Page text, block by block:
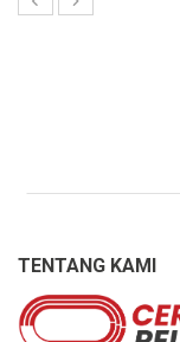
TENTANG KAMI